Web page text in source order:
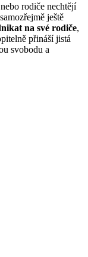
rodiče nechtějí
ještě
na své rodiče,
přináší jistá
svobodu a